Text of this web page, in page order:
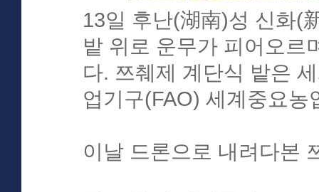
13일 후난(湖南)성 신화(
밭 위로 운무가 피어오르
다. 쯔췌제 계단식 밭은
업기구(FAO) 세계중요
이날 드론으로 내려다본